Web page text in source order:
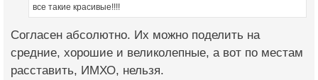
все такие красивые!!!!
Согласен абсолютно. Их можно поделить на
средние, хорошие и великолепные, а вот по местам
расставить, ИМХО, нельзя.